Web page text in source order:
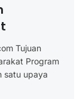
Tujuan
Program
satu upaya